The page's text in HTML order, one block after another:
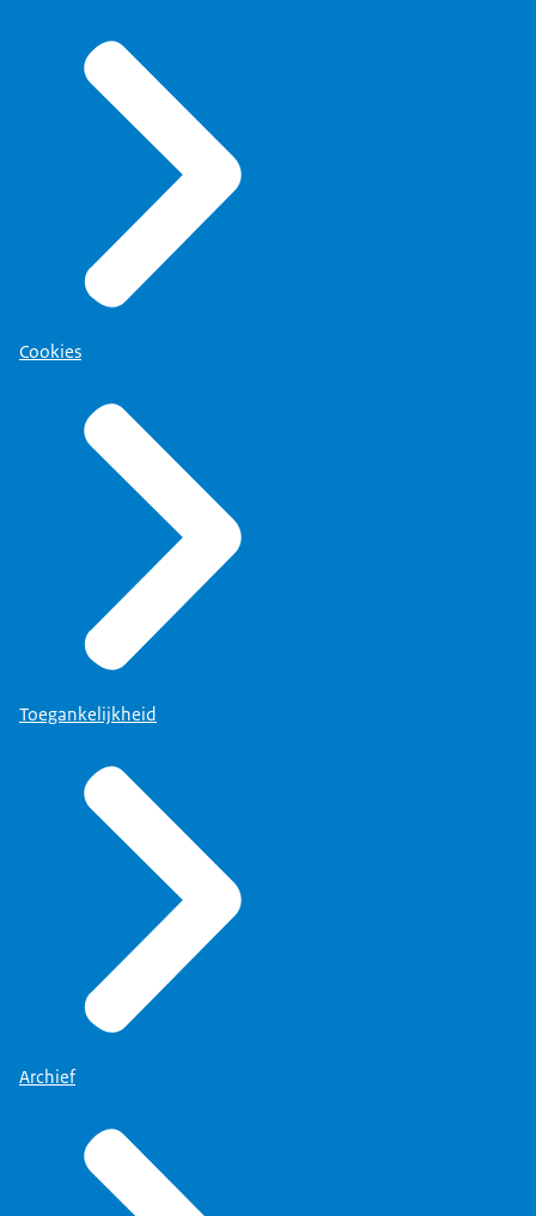
Cookies
Toegankelijkheid
Archief